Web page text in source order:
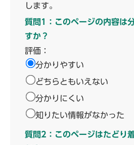
します。
質問1：このページの内容は
すか？
評価：
分かりやすい
どちらともいえない
分かりにくい
知りたい情報がなかった
質問2：このページはたどり